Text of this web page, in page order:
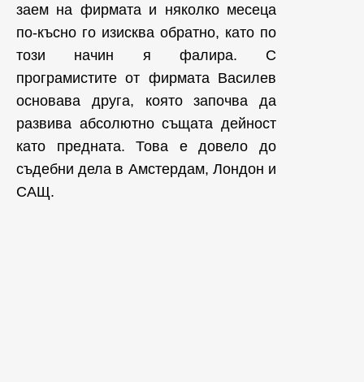
заем на фирмата и няколко месеца
по-късно го изисква обратно, като по
този начин я фалира. С
програмистите от фирмата Василев
основава друга, която започва да
развива абсолютно същата дейност
като предната. Това е довело до
съдебни дела в Амстердам, Лондон и
САЩ.